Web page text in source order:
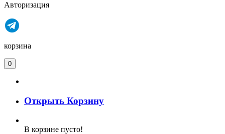
Авторизация
корзина
0
Открыть Корзину
В корзине пусто!